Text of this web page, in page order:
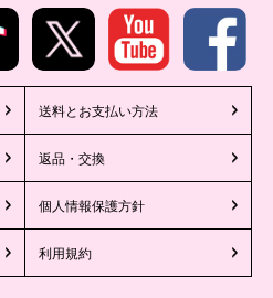
送料とお支払い方法
返品・交換
個人情報保護方針
利用規約